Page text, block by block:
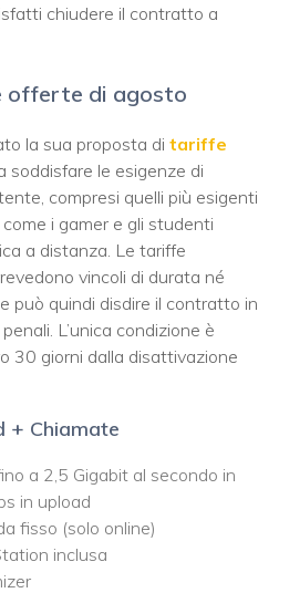
chiudere il contratto a
offerte di agosto
la sua proposta di tariffe
soddisfare le esigenze di
compresi quelli più esigenti
i gamer e gli studenti
a distanza. Le tariffe
vincoli di durata né
può quindi disdire il contratto in
L’unica condizione è
30 giorni dalla disattivazione
+ Chiamate
a 2,5 Gigabit al secondo in
in upload
fisso (solo online)
inclusa